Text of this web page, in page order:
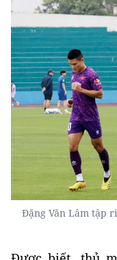
Đặng Văn Lâm tập